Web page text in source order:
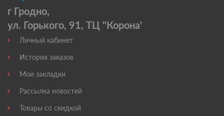
г Гродно,
ул. Горького, 91, ТЦ "Корона'
Личный кабинет
История заказов
Мои закладки
Рассылка новостей
Товары со скидкой